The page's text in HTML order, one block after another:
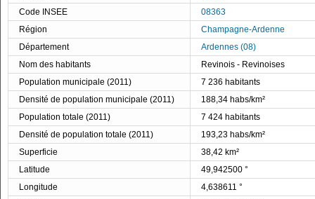
Code INSEE
08363
Région
Champagne-Ardenne
Département
Ardennes (08)
Nom des habitants
Revinois - Revinoises
Population municipale (2011)
7 236 habitants
Densité de population municipale (2011)
188,34 habs/km²
Population totale (2011)
7 424 habitants
Densité de population totale (2011)
193,23 habs/km²
Superficie
38,42 km²
Latitude
49,942500 °
Longitude
4,638611 °